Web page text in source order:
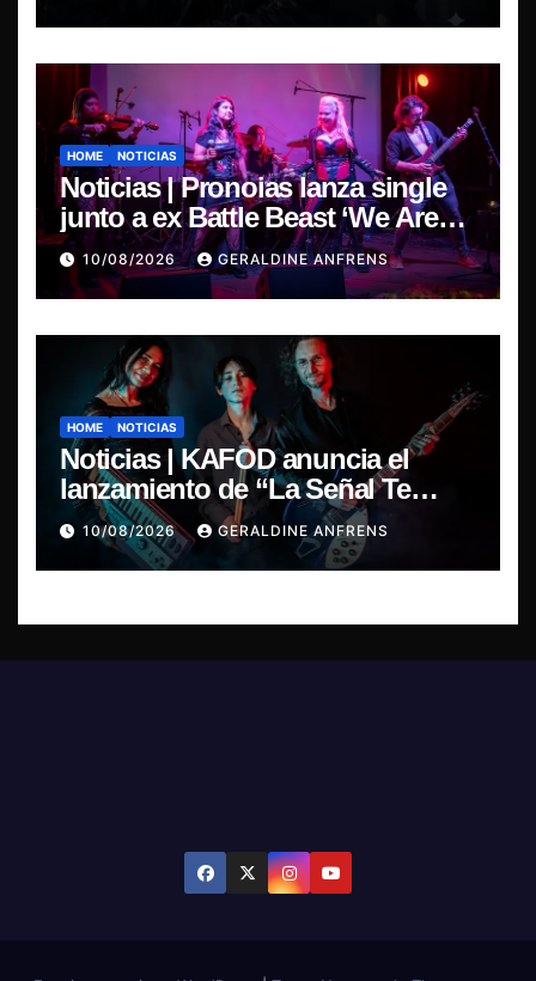
HOME NOTICIAS
Noticias | Pronoias lanza single
junto a ex Battle Beast ‘We Are
The Same’ une el metal de Chile y
Finlandia.
10/08/2026 GERALDINE ANFRENS
HOME NOTICIAS
Noticias | KAFOD anuncia el
lanzamiento de “La Señal Te
Encontró”, el primer adelanto de
su nuevo álbum conceptual.
10/08/2026 GERALDINE ANFRENS